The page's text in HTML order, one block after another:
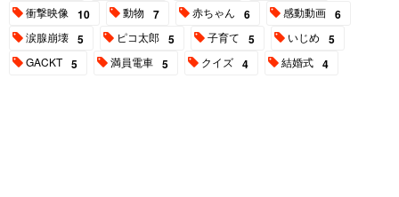
衝撃映像 10 動物 7 赤ちゃん 6 感動動画 6
涙腺崩壊 5 ピコ太郎 5 子育て 5 いじめ 5
GACKT 5 満員電車 5 クイズ 4 結婚式 4